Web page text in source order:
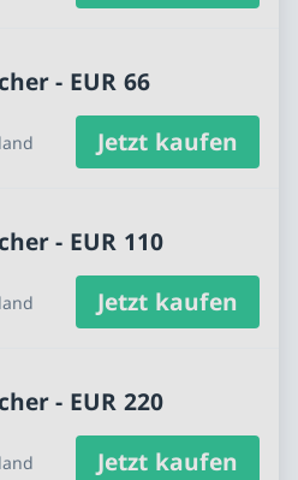
- EUR 66
Jetzt kaufen
- EUR 110
Jetzt kaufen
- EUR 220
Jetzt kaufen